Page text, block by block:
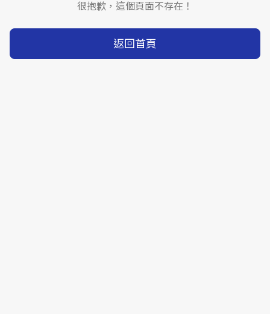
很抱歉，這個頁面不存在！
返回首頁